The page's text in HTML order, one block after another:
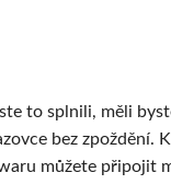
to splnili, měli
bez
můžete připojit